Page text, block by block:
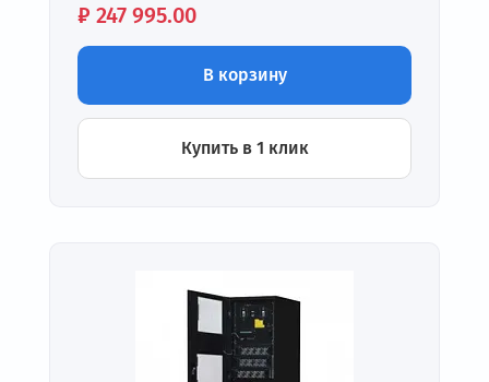
Цена:
₽ 247 995.00
В корзину
Купить в 1 клик